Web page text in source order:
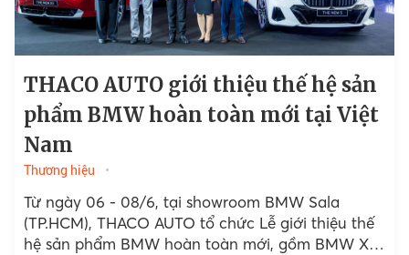
THACO AUTO giới thiệu thế hệ sản
phẩm BMW hoàn toàn mới tại Việt
Nam
Thương hiệu
Từ ngày 06 - 08/6, tại showroom BMW Sala
(TP.HCM), THACO AUTO tổ chức Lễ giới thiệu thế
hệ sản phẩm BMW hoàn toàn mới, gồm BMW X3